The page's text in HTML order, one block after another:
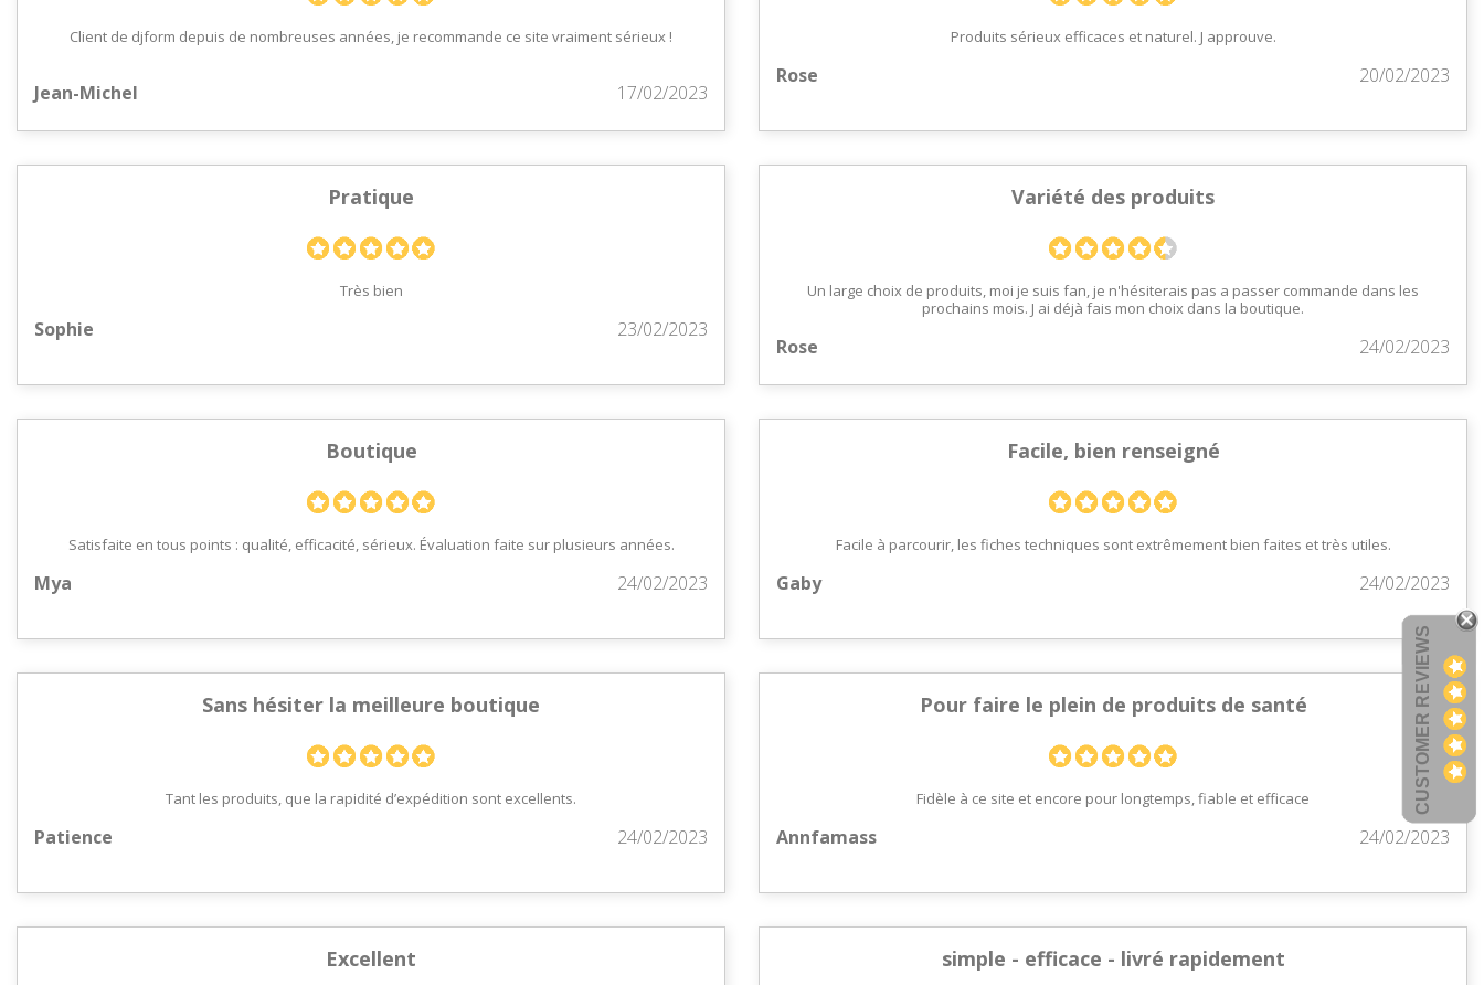
Client de djform depuis de nombreuses années, je recommande ce site vraiment sérieux !
Jean-Michel 17/02/2023
Produits sérieux efficaces et naturel. J approuve.
Rose 20/02/2023
Pratique
Très bien
Sophie 23/02/2023
Variété des produits
Un large choix de produits, moi je suis fan, je n'hésiterais pas a passer commande dans les
prochains mois. J ai déjà fais mon choix dans la boutique.
Rose 24/02/2023
Boutique
Satisfaite en tous points : qualité, efficacité, sérieux. Évaluation faite sur plusieurs années.
Mya 24/02/2023
Facile, bien renseigné
Facile à parcourir, les fiches techniques sont extrêmement bien faites et très utiles.
Gaby 24/02/2023
Sans hésiter la meilleure boutique
Tant les produits, que la rapidité d’expédition sont excellents.
Patience 24/02/2023
Pour faire le plein de produits de santé
Fidèle à ce site et encore pour longtemps, fiable et efficace
Annfamass 24/02/2023
Excellent simple - efficace - livré rapidement
CUSTOMER REVIEWS